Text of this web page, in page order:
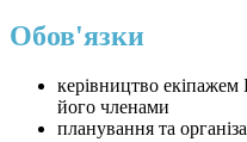
Обов'язки
керівництво
його членами
планування та